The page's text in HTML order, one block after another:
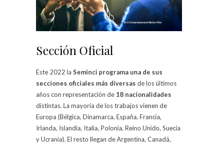
Sección Oficial
Este 2022 la Seminci programa una de sus
secciones oficiales más diversas de los últimos
años con representación de 18 nacionalidades
distintas. La mayoría de los trabajos vienen de
Europa (Bélgica, Dinamarca, España, Francia,
Irlanda, Islandia, Italia, Polonia, Reino Unido, Suecia
y Ucrania). El resto llegan de Argentina, Canadá,